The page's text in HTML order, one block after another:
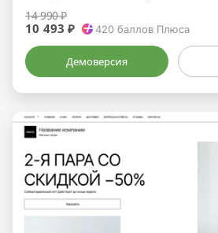
14 990 ₽
10 493 ₽ 420баллов Плюса
Демоверсия